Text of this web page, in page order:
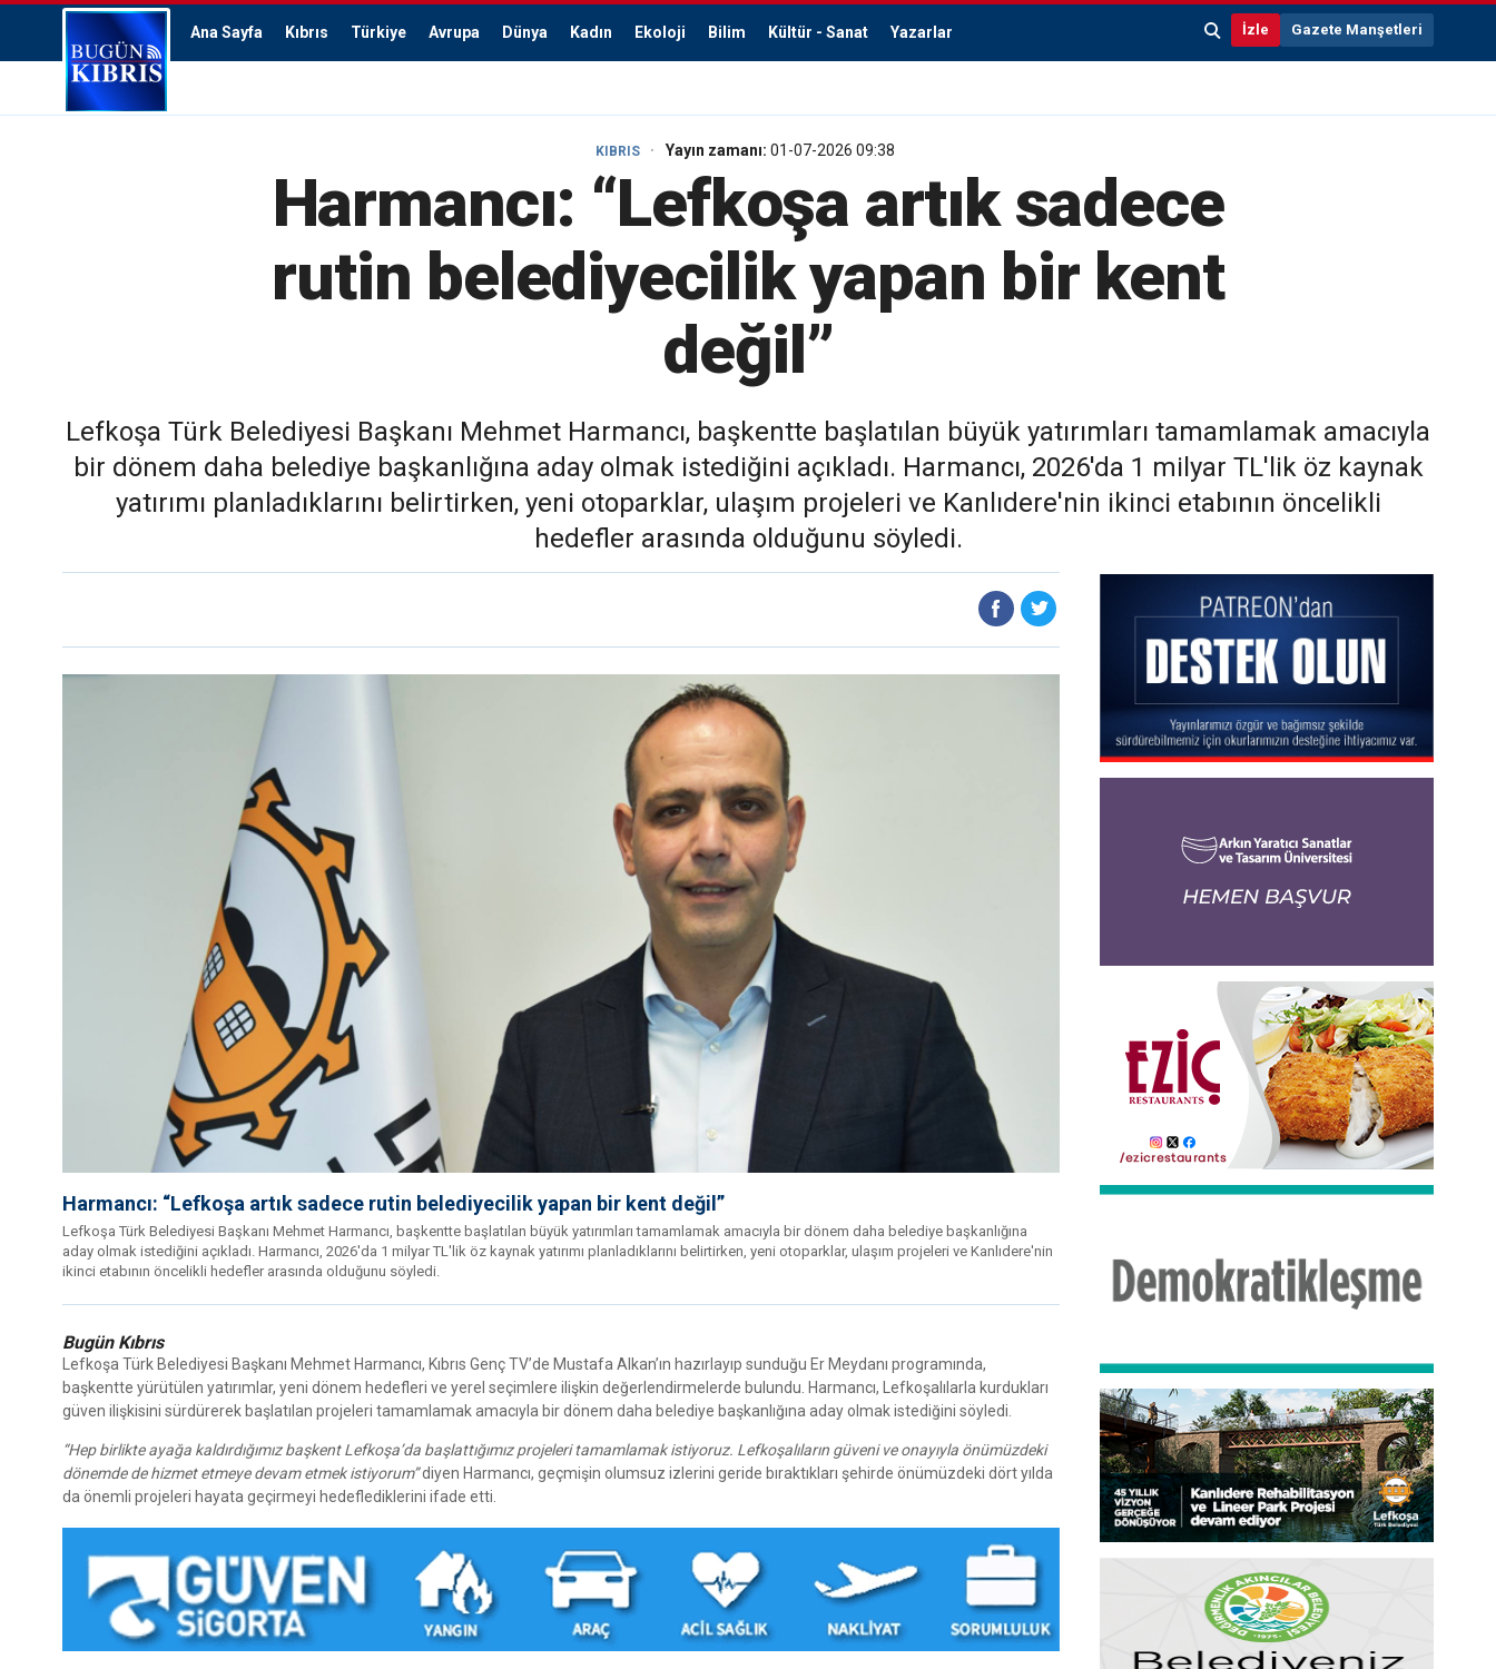
Ana Sayfa Kıbrıs Türkiye Avrupa Dünya Kadın Ekoloji Bilim Kültür - Sanat Yazarlar İzle Gazete Manşetleri
KIBRIS Yayın zamanı: 01-07-2026 09:38
Harmancı: “Lefkoşa artık sadece
rutin belediyecilik yapan bir kent
değil”
Lefkoşa Türk Belediyesi Başkanı Mehmet Harmancı, başkentte başlatılan büyük yatırımları tamamlamak amacıyla
bir dönem daha belediye başkanlığına aday olmak istediğini açıkladı. Harmancı, 2026'da 1 milyar TL'lik öz kaynak
yatırımı planladıklarını belirtirken, yeni otoparklar, ulaşım projeleri ve Kanlıdere'nin ikinci etabının öncelikli
hedefler arasında olduğunu söyledi.
Harmancı: “Lefkoşa artık sadece rutin belediyecilik yapan bir kent değil”
Lefkoşa Türk Belediyesi Başkanı Mehmet Harmancı, başkentte başlatılan büyük yatırımları tamamlamak amacıyla bir dönem daha belediye başkanlığına
aday olmak istediğini açıkladı. Harmancı, 2026'da 1 milyar TL'lik öz kaynak yatırımı planladıklarını belirtirken, yeni otoparklar, ulaşım projeleri ve Kanlıdere'nin
ikinci etabının öncelikli hedefler arasında olduğunu söyledi.
Bugün Kıbrıs
Lefkoşa Türk Belediyesi Başkanı Mehmet Harmancı, Kıbrıs Genç TV’de Mustafa Alkan’ın hazırlayıp sunduğu Er Meydanı programında,
başkentte yürütülen yatırımlar, yeni dönem hedefleri ve yerel seçimlere ilişkin değerlendirmelerde bulundu. Harmancı, Lefkoşalılarla kurdukları
güven ilişkisini sürdürerek başlatılan projeleri tamamlamak amacıyla bir dönem daha belediye başkanlığına aday olmak istediğini söyledi.
“Hep birlikte ayağa kaldırdığımız başkent Lefkoşa’da başlattığımız projeleri tamamlamak istiyoruz. Lefkoşalıların güveni ve onayıyla önümüzdeki
dönemde de hizmet etmeye devam etmek istiyorum”diyen Harmancı, geçmişin olumsuz izlerini geride bıraktıkları şehirde önümüzdeki dört yılda
da önemli projeleri hayata geçirmeyi hedeflediklerini ifade etti.